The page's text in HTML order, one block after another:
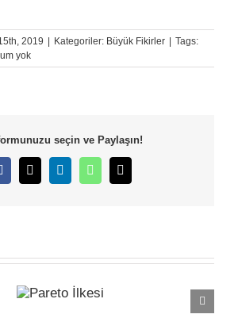
2019 | Kategoriler: Büyük Fikirler | Tags:
yok
seçin ve Paylaşın!
X LinkedInWhatsApp
E-
posta